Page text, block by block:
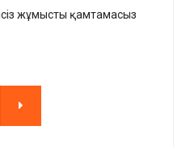
жұмысты қамтамасыз